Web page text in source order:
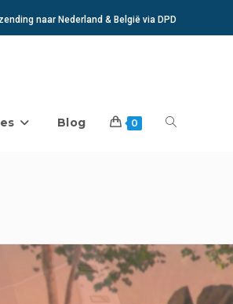
naar Nederland & België via DPD
Blog 0 Toggle